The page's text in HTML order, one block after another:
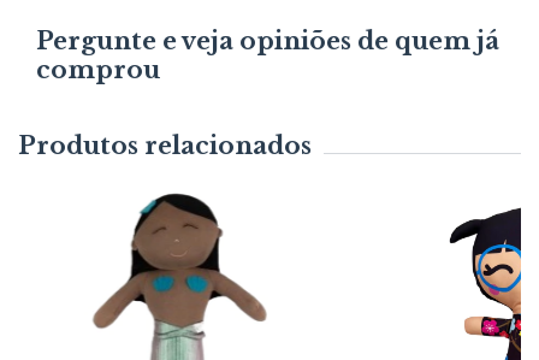
Pergunte e veja opiniões de quem já
comprou
Produtos relacionados